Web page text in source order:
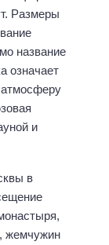
Размеры
название
означает
и
в
жемчужин